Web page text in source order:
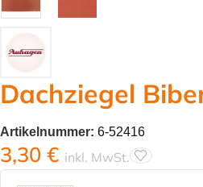
Dachziegel
Artikelnummer: 6-52416
3,30 € inkl. MwSt.